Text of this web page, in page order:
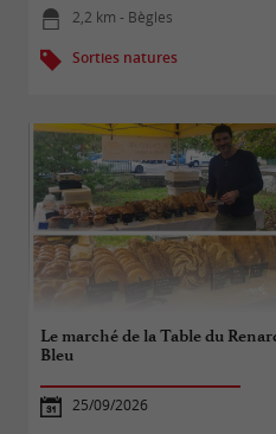
2,2 km - Bègles
Sorties natures
Le marché de la Table du
Bleu
25/09/2026